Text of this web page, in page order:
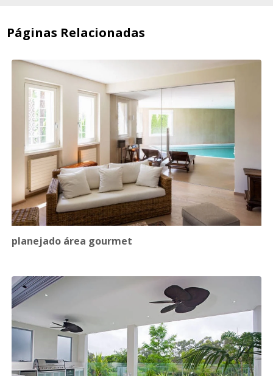
Páginas Relacionadas
planejado área gourmet